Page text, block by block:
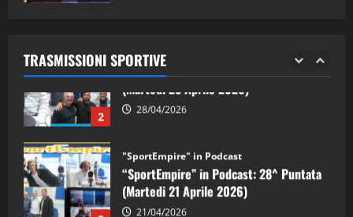
TRASMISSIONI SPORTIVE
2 28/04/2026
3
"SportEmpire" in Podcast
21/04/2026
"SportEmpire" in Podcast